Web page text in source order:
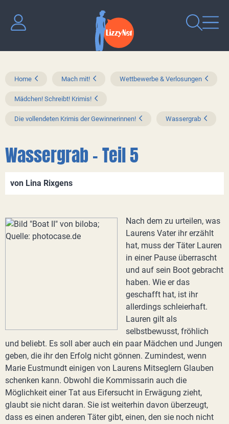
Home Mach mit! Wettbewerbe & Verlosungen
Mädchen! Schreibt! Krimis!
Die vollendeten Krimis der Gewinnerinnen! Wassergrab
Wassergrab - Teil 5
von Lina Rixgens
Nach dem zu urteilen, was
Laurens Vater ihr erzählt
hat, muss der Täter Lauren
in einer Pause überrascht
und auf sein Boot gebracht
haben. Wie er das
geschafft hat, ist ihr
allerdings schleierhaft.
Lauren gilt als
selbstbewusst, fröhlich
und beliebt. Es soll aber auch ein paar Mädchen und Jungen
geben, die ihr den Erfolg nicht gönnen. Zumindest, wenn
Marie Eustmundt einigen von Laurens Mitseglern Glauben
schenken kann. Obwohl die Kommissarin auch die
Möglichkeit einer Tat aus Eifersucht in Erwägung zieht,
glaubt sie nicht daran. Sie ist weiterhin davon überzeugt,
dass es einen anderen Täter gibt, einen, den sie noch nicht